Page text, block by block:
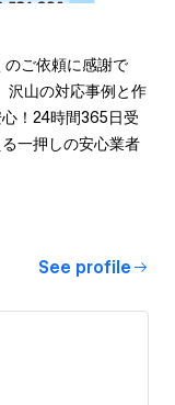
のご依頼に感謝で
沢山の対応事例と作
！24時間365日受
一押しの安心業者
See profile